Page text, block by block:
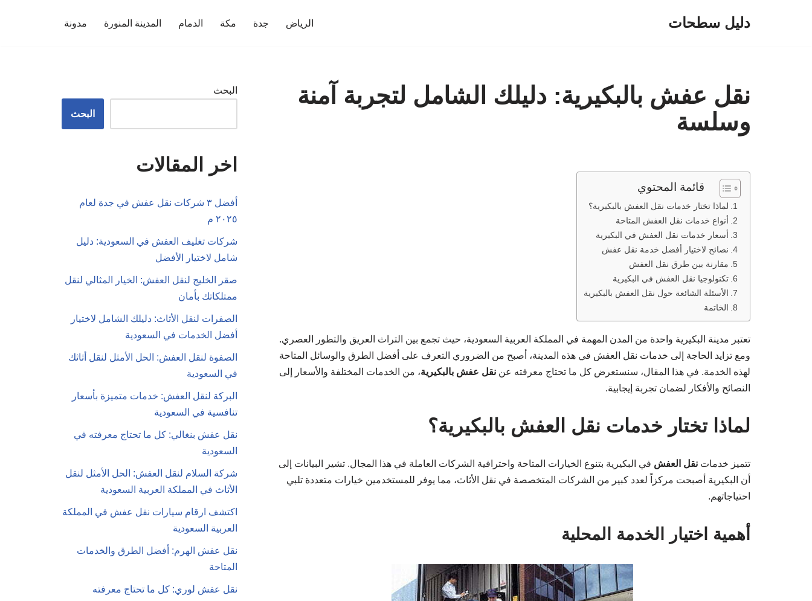
دليل سطحات الرياض جدة مكة الدمام المدينة المنورة مدونة
نقل عفش بالبكيرية: دليلك الشامل لتجربة آمنة
وسلسة
قائمة المحتوي
لماذا تختار خدمات نقل العفش بالبكيرية؟
أنواع خدمات نقل العفش المتاحة
أسعار خدمات نقل العفش في البكيرية
نصائح لاختيار أفضل خدمة نقل عفش
مقارنة بين طرق نقل العفش
تكنولوجيا نقل العفش في البكيرية
الأسئلة الشائعة حول نقل العفش بالبكيرية
الخاتمة
تعتبر مدينة البكيرية واحدة من المدن المهمة في المملكة العربية السعودية، حيث تجمع بين التراث العريق والتطور العصري.
ومع تزايد الحاجة إلى خدمات نقل العفش في هذه المدينة، أصبح من الضروري التعرف على أفضل الطرق والوسائل المتاحة
لهذه الخدمة. في هذا المقال، سنستعرض كل ما تحتاج معرفته عن نقل عفش بالبكيرية، من الخدمات المختلفة والأسعار إلى
النصائح والأفكار لضمان تجربة إيجابية.
لماذا تختار خدمات نقل العفش بالبكيرية؟
تتميز خدمات نقل العفش في البكيرية بتنوع الخيارات المتاحة واحترافية الشركات العاملة في هذا المجال. تشير البيانات إلى
أن البكيرية أصبحت مركزاً لعدد كبير من الشركات المتخصصة في نقل الأثاث، مما يوفر للمستخدمين خيارات متعددة تلبي
احتياجاتهم.
أهمية اختيار الخدمة المحلية
البحث
البحث
اخر المقالات
أفضل ٣ شركات نقل عفش في جدة لعام
٢٠٢٥ م
شركات تغليف العفش في السعودية: دليل
شامل لاختيار الأفضل
صقر الخليج لنقل العفش: الخيار المثالي لنقل
ممتلكاتك بأمان
الصفرات لنقل الأثاث: دليلك الشامل لاختيار
أفضل الخدمات في السعودية
الصفوة لنقل العفش: الحل الأمثل لنقل أثاثك
في السعودية
البركة لنقل العفش: خدمات متميزة بأسعار
تنافسية في السعودية
نقل عفش بنغالي: كل ما تحتاج معرفته في
السعودية
شركة السلام لنقل العفش: الحل الأمثل لنقل
الأثاث في المملكة العربية السعودية
اكتشف ارقام سيارات نقل عفش في المملكة
العربية السعودية
نقل عفش الهرم: أفضل الطرق والخدمات
المتاحة
نقل عفش لوري: كل ما تحتاج معرفته